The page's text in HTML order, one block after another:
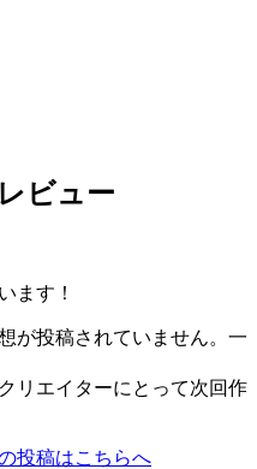
ビュー
ます！
が投稿されていません。一
リエイターにとって次回作
投稿はこちらへ